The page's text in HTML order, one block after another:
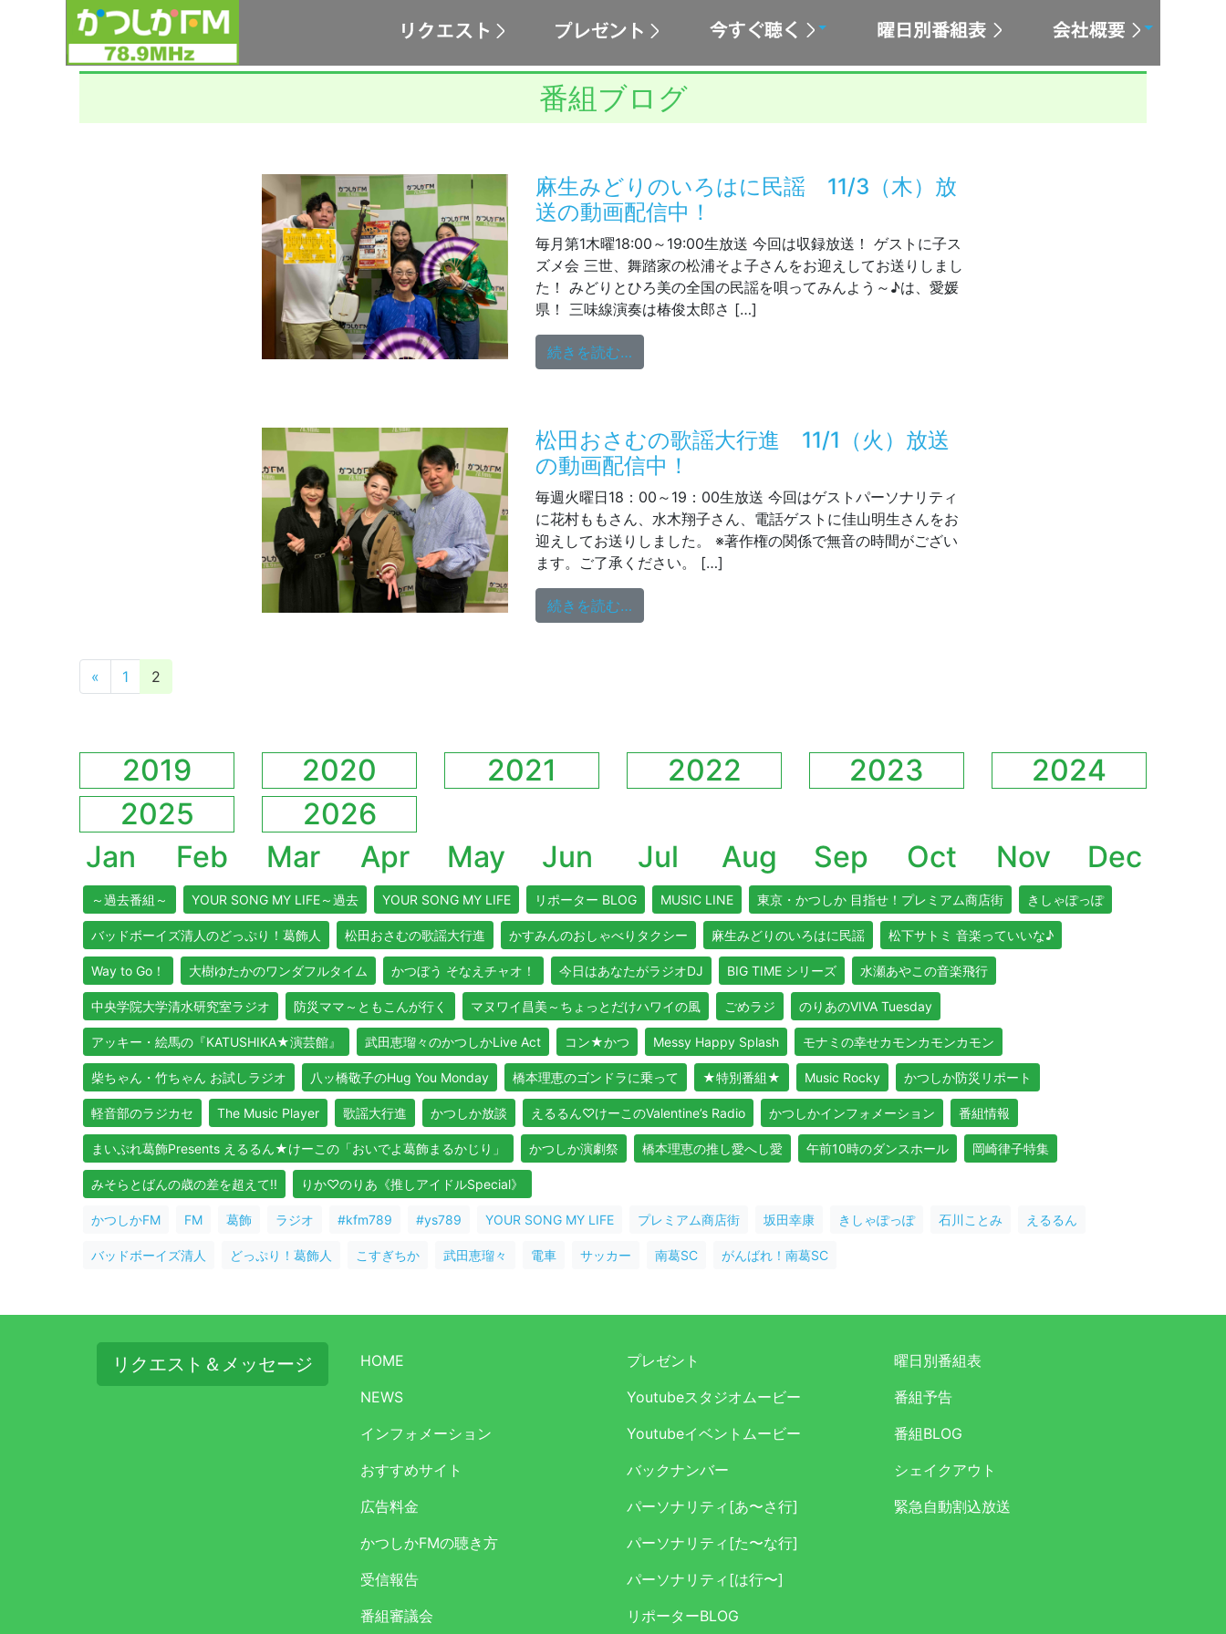
番組ブログ
麻生みどりのいろはに民謡 11/3（木）放
送の動画配信中！
毎月第1木曜18:00～19:00生放送 今回は収録放送！ ゲストに子ス
ズメ会 三世、舞踏家の松浦そよ子さんをお迎えしてお送りしまし
た！ みどりとひろ美の全国の民謡を唄ってみんよう～♪は、愛媛
県！ 三味線演奏は椿俊太郎さ […]
続きを読む…
松田おさむの歌謡大行進 11/1（火）放送
の動画配信中！
毎週火曜日18：00～19：00生放送 今回はゲストパーソナリティ
に花村ももさん、水木翔子さん、電話ゲストに佳山明生さんをお
迎えしてお送りしました。 ※著作権の関係で無音の時間がござい
ます。ご了承ください。 […]
続きを読む…
投稿ナビゲーション
« 1 2
2019 2020 2021 2022 2023
2024
2025
2026
Jan
Feb Mar Apr May Jun Jul Aug Sep Oct Nov Dec
～過去番組～ YOUR SONG MY LIFE～過去 YOUR SONG MY LIFE リポーター BLOG MUSIC LINE 東京・かつしか 目指せ！プレミアム商店街 きしゃぽっぽ
バッドボーイズ清人のどっぷり！葛飾人 松田おさむの歌謡大行進 かすみんのおしゃべりタクシー 麻生みどりのいろはに民謡 松下サトミ 音楽っていいな♪
Way to Go！ 大樹ゆたかのワンダフルタイム かつぼう そなえチャオ！ 今日はあなたがラジオDJ BIG TIME シリーズ 水瀬あやこの音楽飛行
中央学院大学清水研究室ラジオ 防災ママ～ともこんが行く マヌワイ昌美～ちょっとだけハワイの風 ごめラジ のりあのVIVA Tuesday
アッキー・絵馬の『KATUSHIKA★演芸館』 武田恵瑠々のかつしかLive Act コン★かつ Messy Happy Splash モナミの幸せカモンカモンカモン
柴ちゃん・竹ちゃん お試しラジオ 八ッ橋敬子のHug You Monday 橋本理恵のゴンドラに乗って ★特別番組★ Music Rocky かつしか防災リポート
軽音部のラジカセ The Music Player 歌謡大行進 かつしか放談 えるるん♡けーこのValentine’s Radio かつしかインフォメーション 番組情報
まいぷれ葛飾Presents えるるん★けーこの「おいでよ葛飾まるかじり」 かつしか演劇祭 橋本理恵の推し愛へし愛 午前10時のダンスホール 岡崎律子特集
みそらとばんの歳の差を超えて!! りか♡のりあ《推しアイドルSpecial》
かつしかFM FM 葛飾 ラジオ #kfm789 #ys789 YOUR SONG MY LIFE プレミアム商店街 坂田幸康 きしゃぽっぽ 石川ことみ えるるん
バッドボーイズ清人 どっぷり！葛飾人 こすぎちか 武田恵瑠々 電車 サッカー 南葛SC がんばれ！南葛SC
リクエスト＆メッセージ
HOME
NEWS
インフォメーション
おすすめサイト
広告料金
かつしかFMの聴き方
受信報告
番組審議会
プレゼント
Youtubeスタジオムービー
Youtubeイベントムービー
バックナンバー
パーソナリティ[あ〜さ行]
パーソナリティ[た〜な行]
パーソナリティ[は行〜]
リポーターBLOG
曜日別番組表
番組予告
番組BLOG
シェイクアウト
緊急自動割込放送